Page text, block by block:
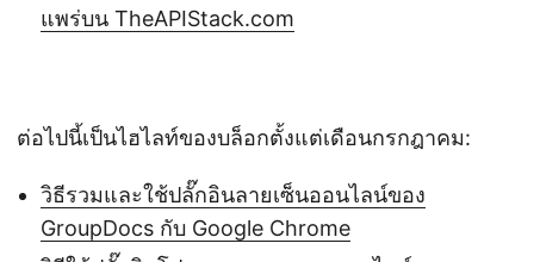
แพร่บน TheAPIStack.com
ต่อไปนี้เป็นไฮไลท์ของบล็อกตั้งแต่เดือนกรกฎาคม:
วิธีรวมและใช้ปลั๊กอินลายเซ็นออนไลน์ของ
GroupDocs กับ Google Chrome